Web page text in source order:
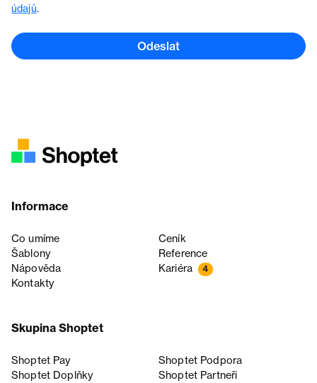
údajů.
Odeslat
Informace
Co umíme
Ceník
Šablony
Reference
Nápověda
Kariéra 4
Kontakty
Skupina Shoptet
Shoptet Pay
Shoptet Podpora
Shoptet Doplňky
Shoptet Partneři